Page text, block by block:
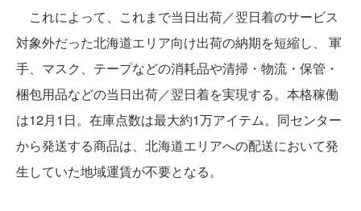
これによって、これまで当日出荷／翌日着のサービス
対象外だった北海道エリア向け出荷の納期を短縮し、 軍
手、マスク、テープなどの消耗品や清掃・物流・保管・
梱包用品などの当日出荷／翌日着を実現する。本格稼働
は12月1日。在庫点数は最大約1万アイテム。同センター
から発送する商品は、北海道エリアへの配送において発
生していた地域運賃が不要となる。